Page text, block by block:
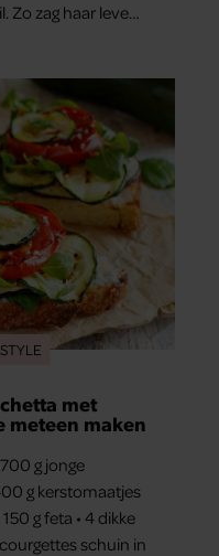
Zo zag haar leven
met
meteen maken
g jonge
g kerstomaatjes
g feta • 4 dikke
schuin in